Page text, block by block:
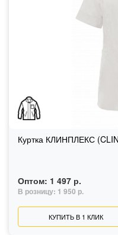
Куртка КЛИНПЛЕКС
Оптом: 1 497 р.
В розницу: 1 950 р.
КУПИТЬ В 1 КЛИК